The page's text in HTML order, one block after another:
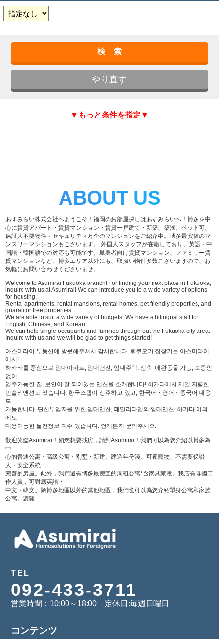
▼もっと条件を指定▼
ABOUT US
あすみらい株式会社へようこそ！福岡のお部屋探しはあすみらいへ！博多を中
心に賃貸アパート・賃貸マンション・賃貸一戸建て・新築、築浅、ペット可、
保証人不要物件・セキュリティ万全のマンションをご紹介中。博多最安値のマ
ンスリーマンションもございます。 外国人スタッフが在籍しており、英語・中
国語・韓国語での対応も可能です。単身者向け賃貸マンション、ファミリー賃
貸マンションなど、博多エリア以外にも、取扱い物件多数ございますので、お
気軽にお問い合わせくださいませ。
Welcome to Asumirai Fukuoka branch! For finding your next place in Fukuoka,
inquire with us at Asumirai! We can introduce you to a wide variety of options
for housing.
Rental apartments, rental mansions, rental homes, pet friendly properties, and
guarantor free properties.
We are able to suit a wide variety of budgets. We have a bilingual staff for
English, Chinese, and Korean.
We can help single occupants and families through out the Fukuoka city area.
Inquire with us and we will be glad to get things started!
아스미라이 부동산에 방문해주셔서 감사합니다. 후쿠오카 집찾기는 아스미라이
에서!
하카타를 중심으로 임대아파트, 임대맨션, 임대주택, 신축, 애완동물 가능, 보증인
없이
입주가능한 집, 보안이 잘 되어있는 맨션을 소개합니다! 하카타에서 제일 저렴한
먼슬리맨션도 있습니다. 한국스텝이 상주하고 있고, 한국어・영어・중국어 대응
도
가능합니다. 단신부임자를 위한 임대맨션, 패밀리타입의 임대맨션, 하카타 이외
에도
대응가능한 물건정보 다수 있습니다. 언제든지 문의주세요.
歡迎光臨Asumirai！如您想要找房，請到Asumirai！我們可以為您介紹以博多為
中
心的普通公寓・高級公寓・别墅・新建、建造年份淺、可養寵物、不需要保證
人・安全系統
完善的房屋。此外，我們還有博多最便宜的周租公寓*含家具家電。我店有母國工
作人員，可對應英語・
中文・韓文。除博多地區以外的其他地區，我們也可以為您介紹單身公寓和家族
公寓。請随
TEL
092-433-3711
営業時間：10:00～18:00 定休日:毎週日曜日
コンテンツ